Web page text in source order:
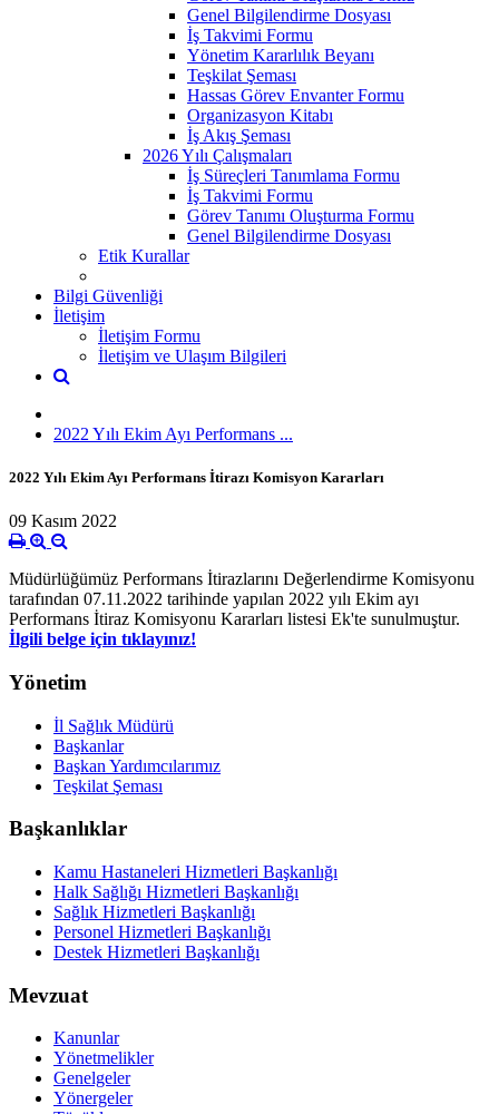
Genel Bilgilendirme Dosyası
İş Takvimi Formu
Yönetim Kararlılık Beyanı
Teşkilat Şeması
Hassas Görev Envanter Formu
Organizasyon Kitabı
İş Akış Şeması
2026 Yılı Çalışmaları
İş Süreçleri Tanımlama Formu
İş Takvimi Formu
Görev Tanımı Oluşturma Formu
Genel Bilgilendirme Dosyası
Etik Kurallar
Bilgi Güvenliği
İletişim
İletişim Formu
İletişim ve Ulaşım Bilgileri
2022 Yılı Ekim Ayı Performans ...
2022 Yılı Ekim Ayı Performans İtirazı Komisyon Kararları
09 Kasım 2022
Müdürlüğümüz Performans İtirazlarını Değerlendirme Komisyonu
tarafından 07.11.2022 tarihinde yapılan 2022 yılı Ekim ayı
Performans İtiraz Komisyonu Kararları listesi Ek'te sunulmuştur.
İlgili belge için tıklayınız!
Yönetim
İl Sağlık Müdürü
Başkanlar
Başkan Yardımcılarımız
Teşkilat Şeması
Başkanlıklar
Kamu Hastaneleri Hizmetleri Başkanlığı
Halk Sağlığı Hizmetleri Başkanlığı
Sağlık Hizmetleri Başkanlığı
Personel Hizmetleri Başkanlığı
Destek Hizmetleri Başkanlığı
Mevzuat
Kanunlar
Yönetmelikler
Genelgeler
Yönergeler